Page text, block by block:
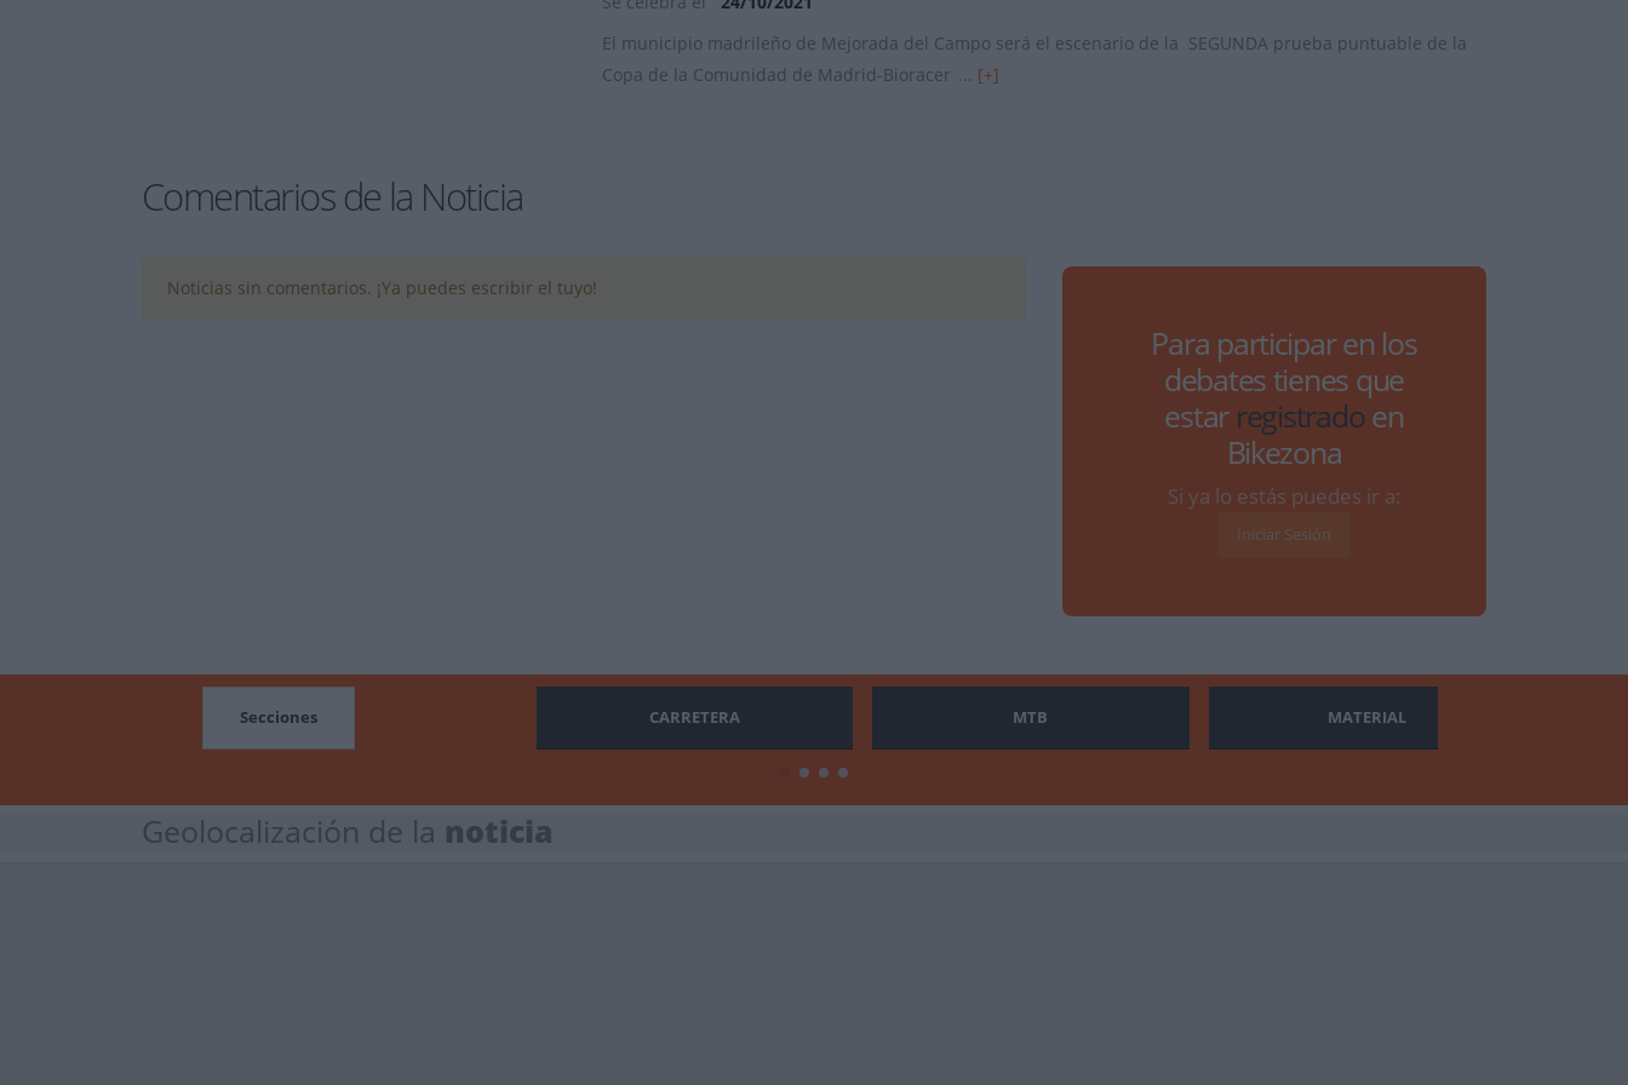
El municipio madrileño de Mejorada del Campo será el escenario de la SEGUNDA prueba puntuable de la
Copa de la Comunidad de Madrid-Bioracer ... [+]
Comentarios de la Noticia
Noticias sin comentarios. ¡Ya puedes escribir el tuyo!
Para participar en los
debates tienes que
estar registradoen
Bikezona
Si ya lo estás puedes ir a:
Iniciar Sesión
Secciones CARRETERA MTB MATERIAL
Geolocalización de la noticia